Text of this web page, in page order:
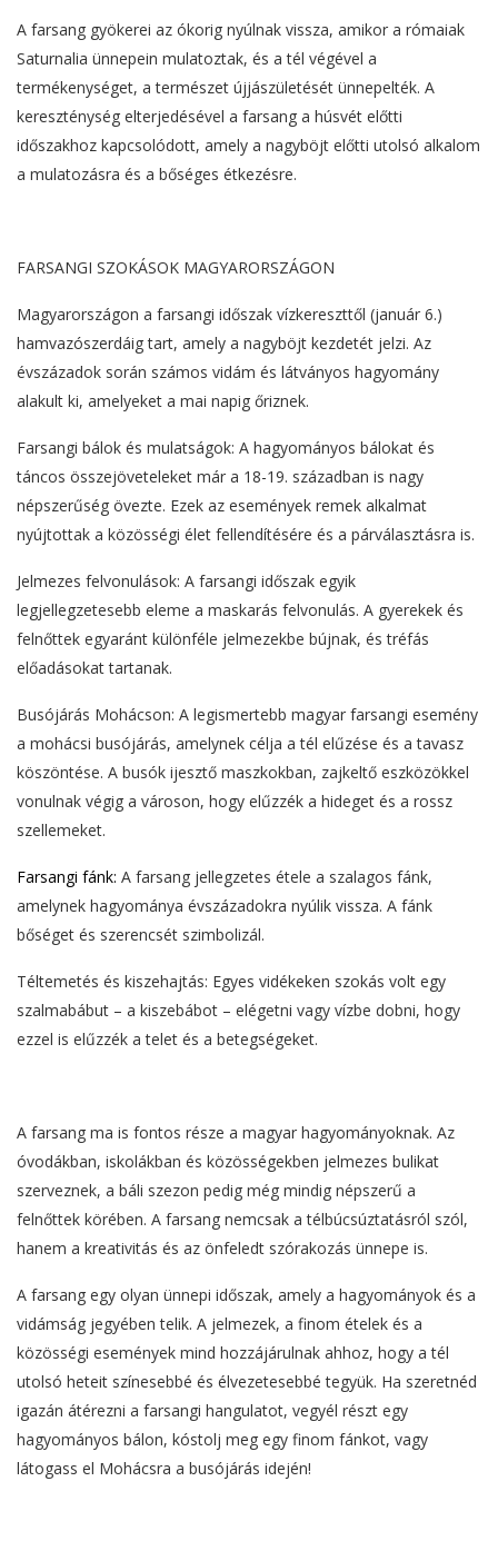
A farsang gyökerei az ókorig nyúlnak vissza, amikor a rómaiak
Saturnalia ünnepein mulatoztak, és a tél végével a
termékenységet, a természet újjászületését ünnepelték. A
kereszténység elterjedésével a farsang a húsvét előtti
időszakhoz kapcsolódott, amely a nagyböjt előtti utolsó alkalom
a mulatozásra és a bőséges étkezésre.
FARSANGI SZOKÁSOK MAGYARORSZÁGON
Magyarországon a farsangi időszak vízkereszttől (január 6.)
hamvazószerdáig tart, amely a nagyböjt kezdetét jelzi. Az
évszázadok során számos vidám és látványos hagyomány
alakult ki, amelyeket a mai napig őriznek.
Farsangi bálok és mulatságok: A hagyományos bálokat és
táncos összejöveteleket már a 18-19. században is nagy
népszerűség övezte. Ezek az események remek alkalmat
nyújtottak a közösségi élet fellendítésére és a párválasztásra is.
Jelmezes felvonulások: A farsangi időszak egyik
legjellegzetesebb eleme a maskarás felvonulás. A gyerekek és
felnőttek egyaránt különféle jelmezekbe bújnak, és tréfás
előadásokat tartanak.
Busójárás Mohácson: A legismertebb magyar farsangi esemény
a mohácsi busójárás, amelynek célja a tél elűzése és a tavasz
köszöntése. A busók ijesztő maszkokban, zajkeltő eszközökkel
vonulnak végig a városon, hogy elűzzék a hideget és a rossz
szellemeket.
Farsangi fánk: A farsang jellegzetes étele a szalagos fánk,
amelynek hagyománya évszázadokra nyúlik vissza. A fánk
bőséget és szerencsét szimbolizál.
Téltemetés és kiszehajtás: Egyes vidékeken szokás volt egy
szalmabábut – a kiszebábot – elégetni vagy vízbe dobni, hogy
ezzel is elűzzék a telet és a betegségeket.
A farsang ma is fontos része a magyar hagyományoknak. Az
óvodákban, iskolákban és közösségekben jelmezes bulikat
szerveznek, a báli szezon pedig még mindig népszerű a
felnőttek körében. A farsang nemcsak a télbúcsúztatásról szól,
hanem a kreativitás és az önfeledt szórakozás ünnepe is.
A farsang egy olyan ünnepi időszak, amely a hagyományok és a
vidámság jegyében telik. A jelmezek, a finom ételek és a
közösségi események mind hozzájárulnak ahhoz, hogy a tél
utolsó heteit színesebbé és élvezetesebbé tegyük. Ha szeretnéd
igazán átérezni a farsangi hangulatot, vegyél részt egy
hagyományos bálon, kóstolj meg egy finom fánkot, vagy
látogass el Mohácsra a busójárás idején!